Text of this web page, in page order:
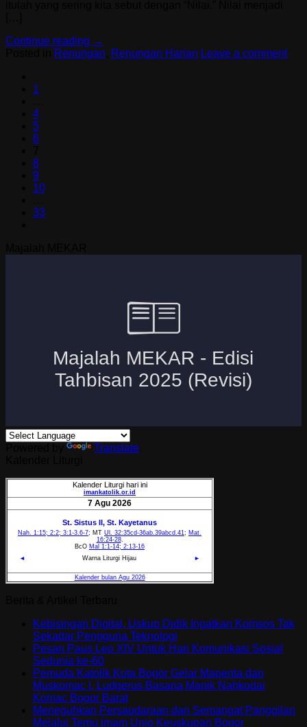
Continue reading →
Renungan Renungan Harian Leave a comment
1
4
5
6
8
9
10
33
Translate
Kebisingan Digital, Uskup Didik Ingatkan Komsos Tak
Sekadar Pengguna Teknologi
Pesan Paus Leo XIV Untuk Hari Komunikasi Sosial
Sedunia ke-60
Pemuda Katolik Kota Bogor Gelar Mapenta dan
Muskomac I, Ludgerus Basana Manik Nahkodai
Komac Bogor Barat
Meneguhkan Persaudaraan dan Semangat Panggilan
Melalui Temu Imam Unio Keuskupan Bogor